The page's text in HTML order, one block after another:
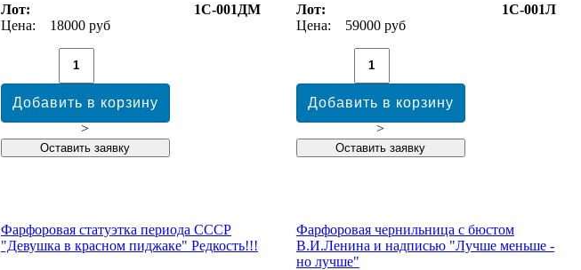
Лот:
1С-001ДМ
Цена:
18000 руб
>
Лот:
1С-001Л
Цена:
59000 руб
>
Фарфоровая статуэтка периода СССР
"Девушка в красном пиджаке" Редкость!!!
Фарфоровая чернильница с бюстом
В.И.Ленина и надписью "Лучше меньше -
но лучше"